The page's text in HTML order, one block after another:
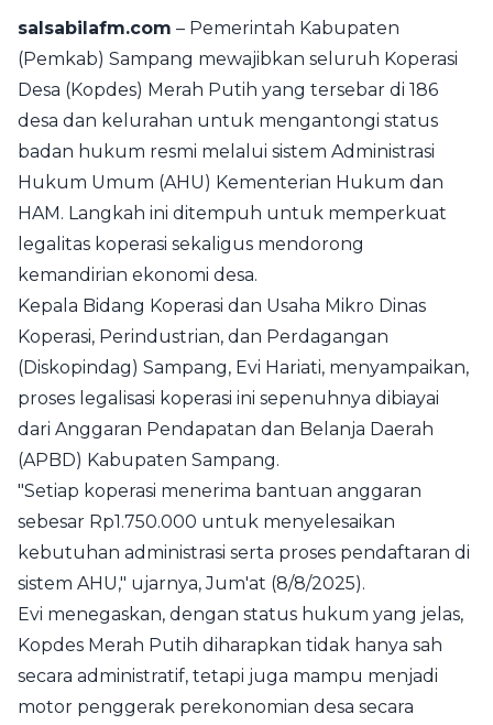
salsabilafm.com – Pemerintah Kabupaten
(Pemkab) Sampang mewajibkan seluruh Koperasi
Desa (Kopdes) Merah Putih yang tersebar di 186
desa dan kelurahan untuk mengantongi status
badan hukum resmi melalui sistem Administrasi
Hukum Umum (AHU) Kementerian Hukum dan
HAM. Langkah ini ditempuh untuk memperkuat
legalitas koperasi sekaligus mendorong
kemandirian ekonomi desa.
Kepala Bidang Koperasi dan Usaha Mikro Dinas
Koperasi, Perindustrian, dan Perdagangan
(Diskopindag) Sampang, Evi Hariati, menyampaikan,
proses legalisasi koperasi ini sepenuhnya dibiayai
dari Anggaran Pendapatan dan Belanja Daerah
(APBD) Kabupaten Sampang.
"Setiap koperasi menerima bantuan anggaran
sebesar Rp1.750.000 untuk menyelesaikan
kebutuhan administrasi serta proses pendaftaran di
sistem AHU," ujarnya, Jum'at (8/8/2025).
Evi menegaskan, dengan status hukum yang jelas,
Kopdes Merah Putih diharapkan tidak hanya sah
secara administratif, tetapi juga mampu menjadi
motor penggerak perekonomian desa secara